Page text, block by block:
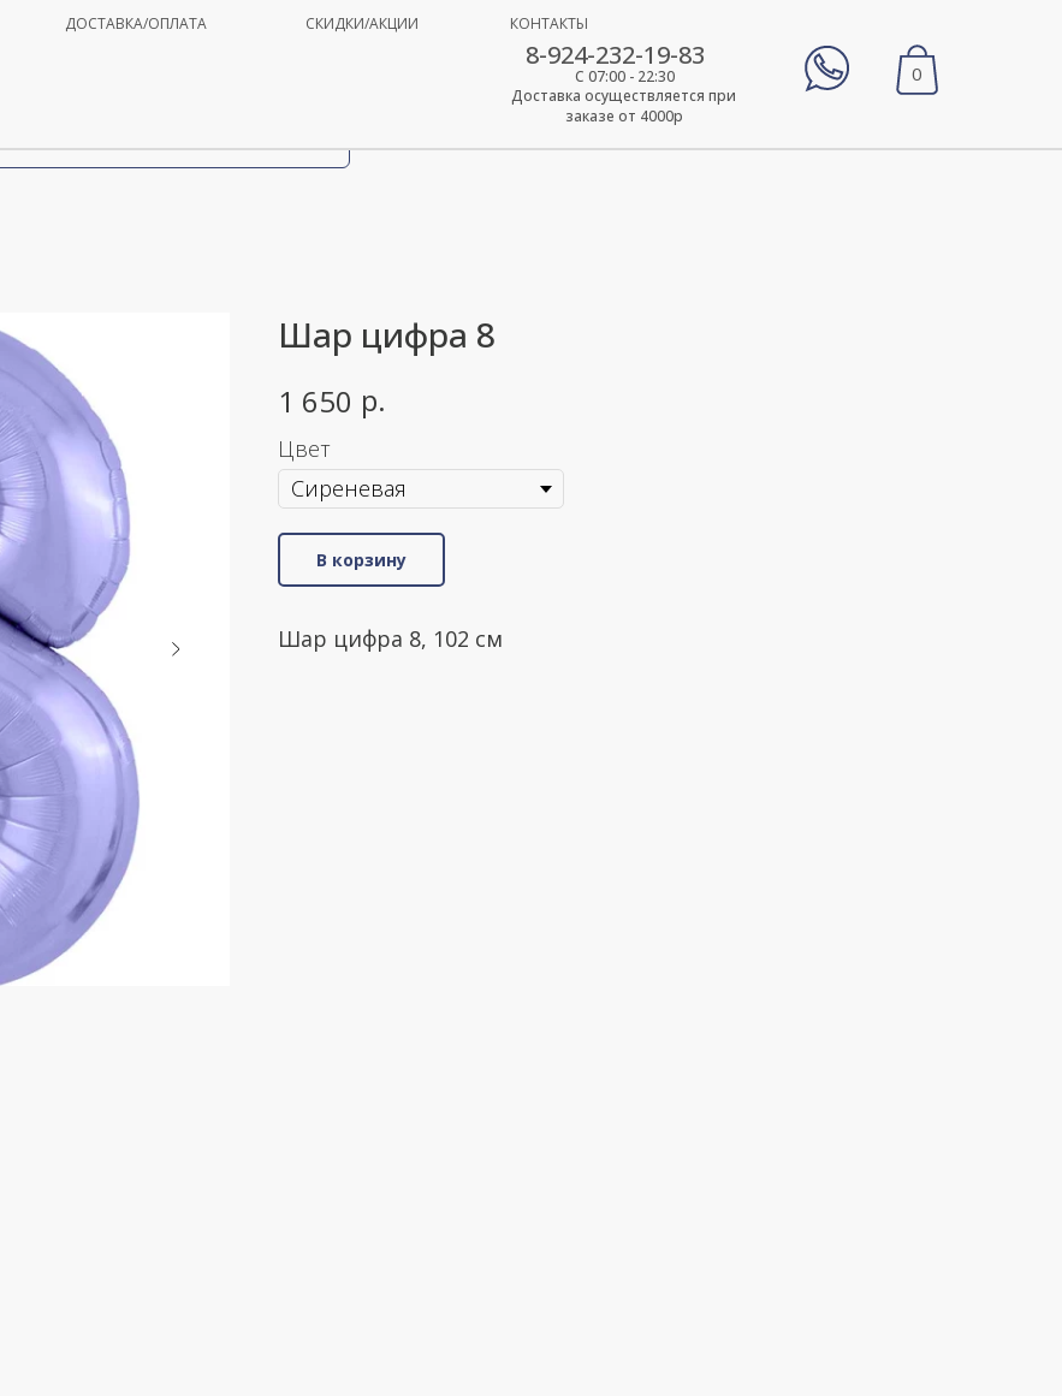
СКИДКИ/АКЦИИ
ДОСТАВКА/ОПЛАТА КОНТАКТЫ
8-924-232-19-83
Доставка осуществляется при
заказе от 4000р
С 07:00 - 22:30 0
Шар цифра 8
1 650 р.
Цвет
В корзину
Шар цифра 8, 102 см